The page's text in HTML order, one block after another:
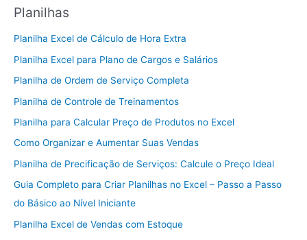
Planilhas
Planilha Excel de Cálculo de Hora Extra
Planilha Excel para Plano de Cargos e Salários
Planilha de Ordem de Serviço Completa
Planilha de Controle de Treinamentos
Planilha para Calcular Preço de Produtos no Excel
Como Organizar e Aumentar Suas Vendas
Planilha de Precificação de Serviços: Calcule o Preço Ideal
Guia Completo para Criar Planilhas no Excel – Passo a Passo
do Básico ao Nível Iniciante
Planilha Excel de Vendas com Estoque